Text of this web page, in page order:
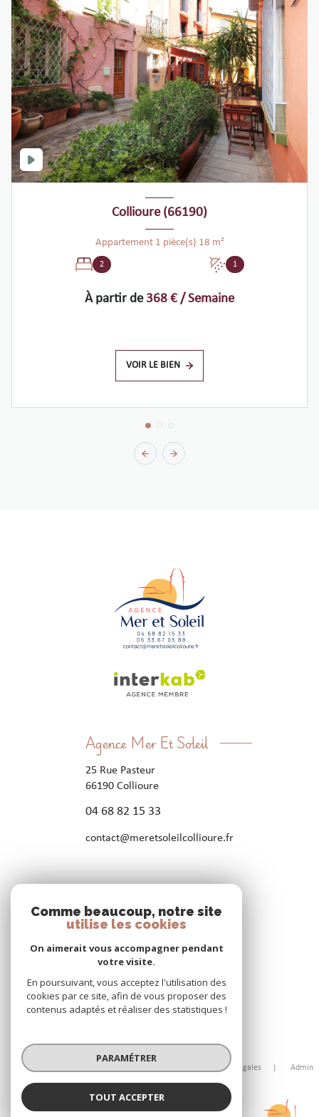
Agence Mer et Soleil
Collioure (66190)
Appartement 1 pièce(s) 18 m²
2 1
À partir de368 € / Semaine
VOIR LE BIEN
Agence Mer Et Soleil
25 Rue Pasteur
66190 Collioure
04 68 82 15 33
contact@meretsoleilcollioure.fr
Nous suivre
Mentions légales
Admin
Comme beaucoup, notre site
utilise les cookies
On aimerait vous accompagner pendant
votre visite.
En poursuivant, vous acceptez l'utilisation des
cookies par ce site, afin de vous proposer des
contenus adaptés et réaliser des statistiques !
PARAMÉTRER
TOUT ACCEPTER